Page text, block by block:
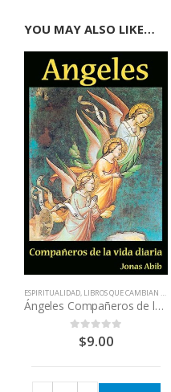
YOU MAY ALSO LIKE…
ESPIRITUALIDAD, LIBROS QUE CAMBIAN VIDAS
Ángeles Compañeros de la vida diaria
out of 5
$9.00